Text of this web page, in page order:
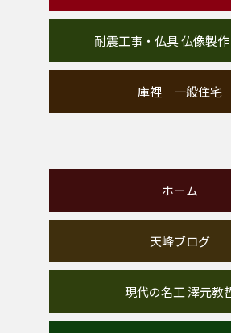
耐震工事・仏具 仏像製
庫裡 一般住宅
ホーム
天峰ブログ
現代の名工 澤元教